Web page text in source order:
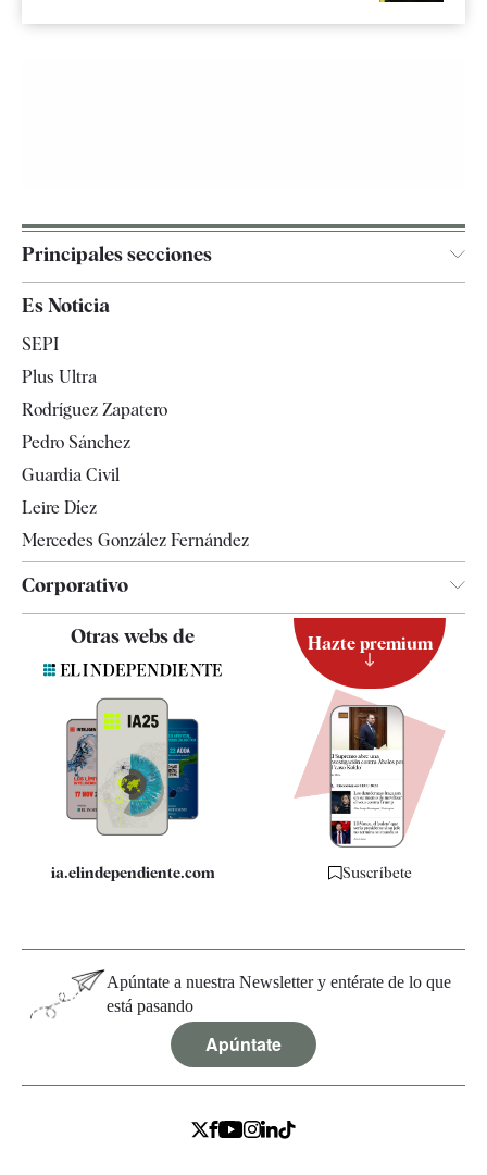
Principales secciones
España
Televisión
Es Noticia
SEPI
Plus Ultra
Rodríguez Zapatero
Pedro Sánchez
Guardia Civil
Leire Díez
Mercedes González Fernández
Corporativo
Contacto
Quiénes somos
Especificaciones
Otras webs de
ia.elindependiente.com
Hazte premium
Suscríbete
Apúntate a nuestra Newsletter y entérate de lo que
está pasando
Apúntate